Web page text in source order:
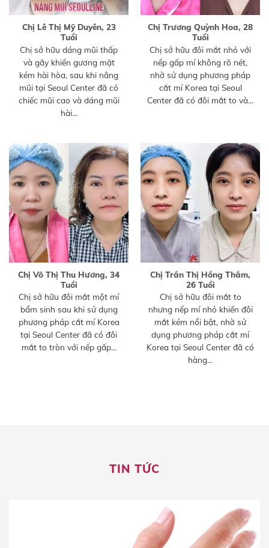
Chị Lê Thị Mỹ Duyên, 23
Tuổi
Chị sở hữu dáng mũi thấp
và gãy khiến gương mặt
kém hài hòa, sau khi nâng
mũi tại Seoul Center đã có
chiếc mũi cao và dáng mũi
hài...
Chị Trương Quỳnh Hoa, 28
Tuổi
Chị sở hữu đôi mắt nhỏ với
nếp gấp mí không rõ nét,
nhờ sử dụng phương pháp
cắt mí Korea tại Seoul
Center đã có đôi mắt to và...
Chị Võ Thị Thu Hương, 34
Tuổi
Chị sở hữu đôi mắt một mí
bẩm sinh sau khi sử dụng
phương pháp cắt mí Korea
tại Seoul Center đã có đôi
mắt to tròn với nếp gấp...
Chị Trần Thị Hồng Thắm,
26 Tuổi
Chị sở hữu đôi mắt to
nhưng nếp mí nhỏ khiến đôi
mắt kém nổi bật, nhờ sử
dụng phương pháp cắt mí
Korea tại Seoul Center đã có
hàng...
TIN TỨC